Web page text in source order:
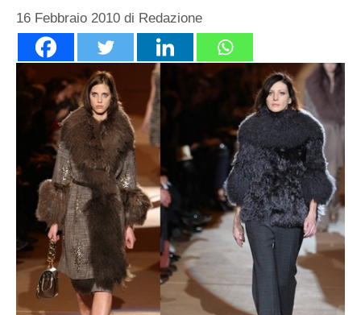
16 Febbraio 2010 di Redazione